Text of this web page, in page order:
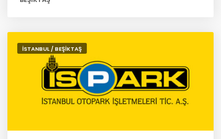
İSTANBUL / BEŞİKTAŞ